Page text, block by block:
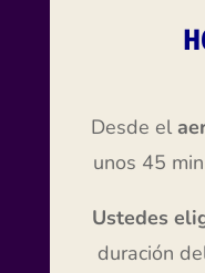
Desde el
unos 45
Ustedes
duración